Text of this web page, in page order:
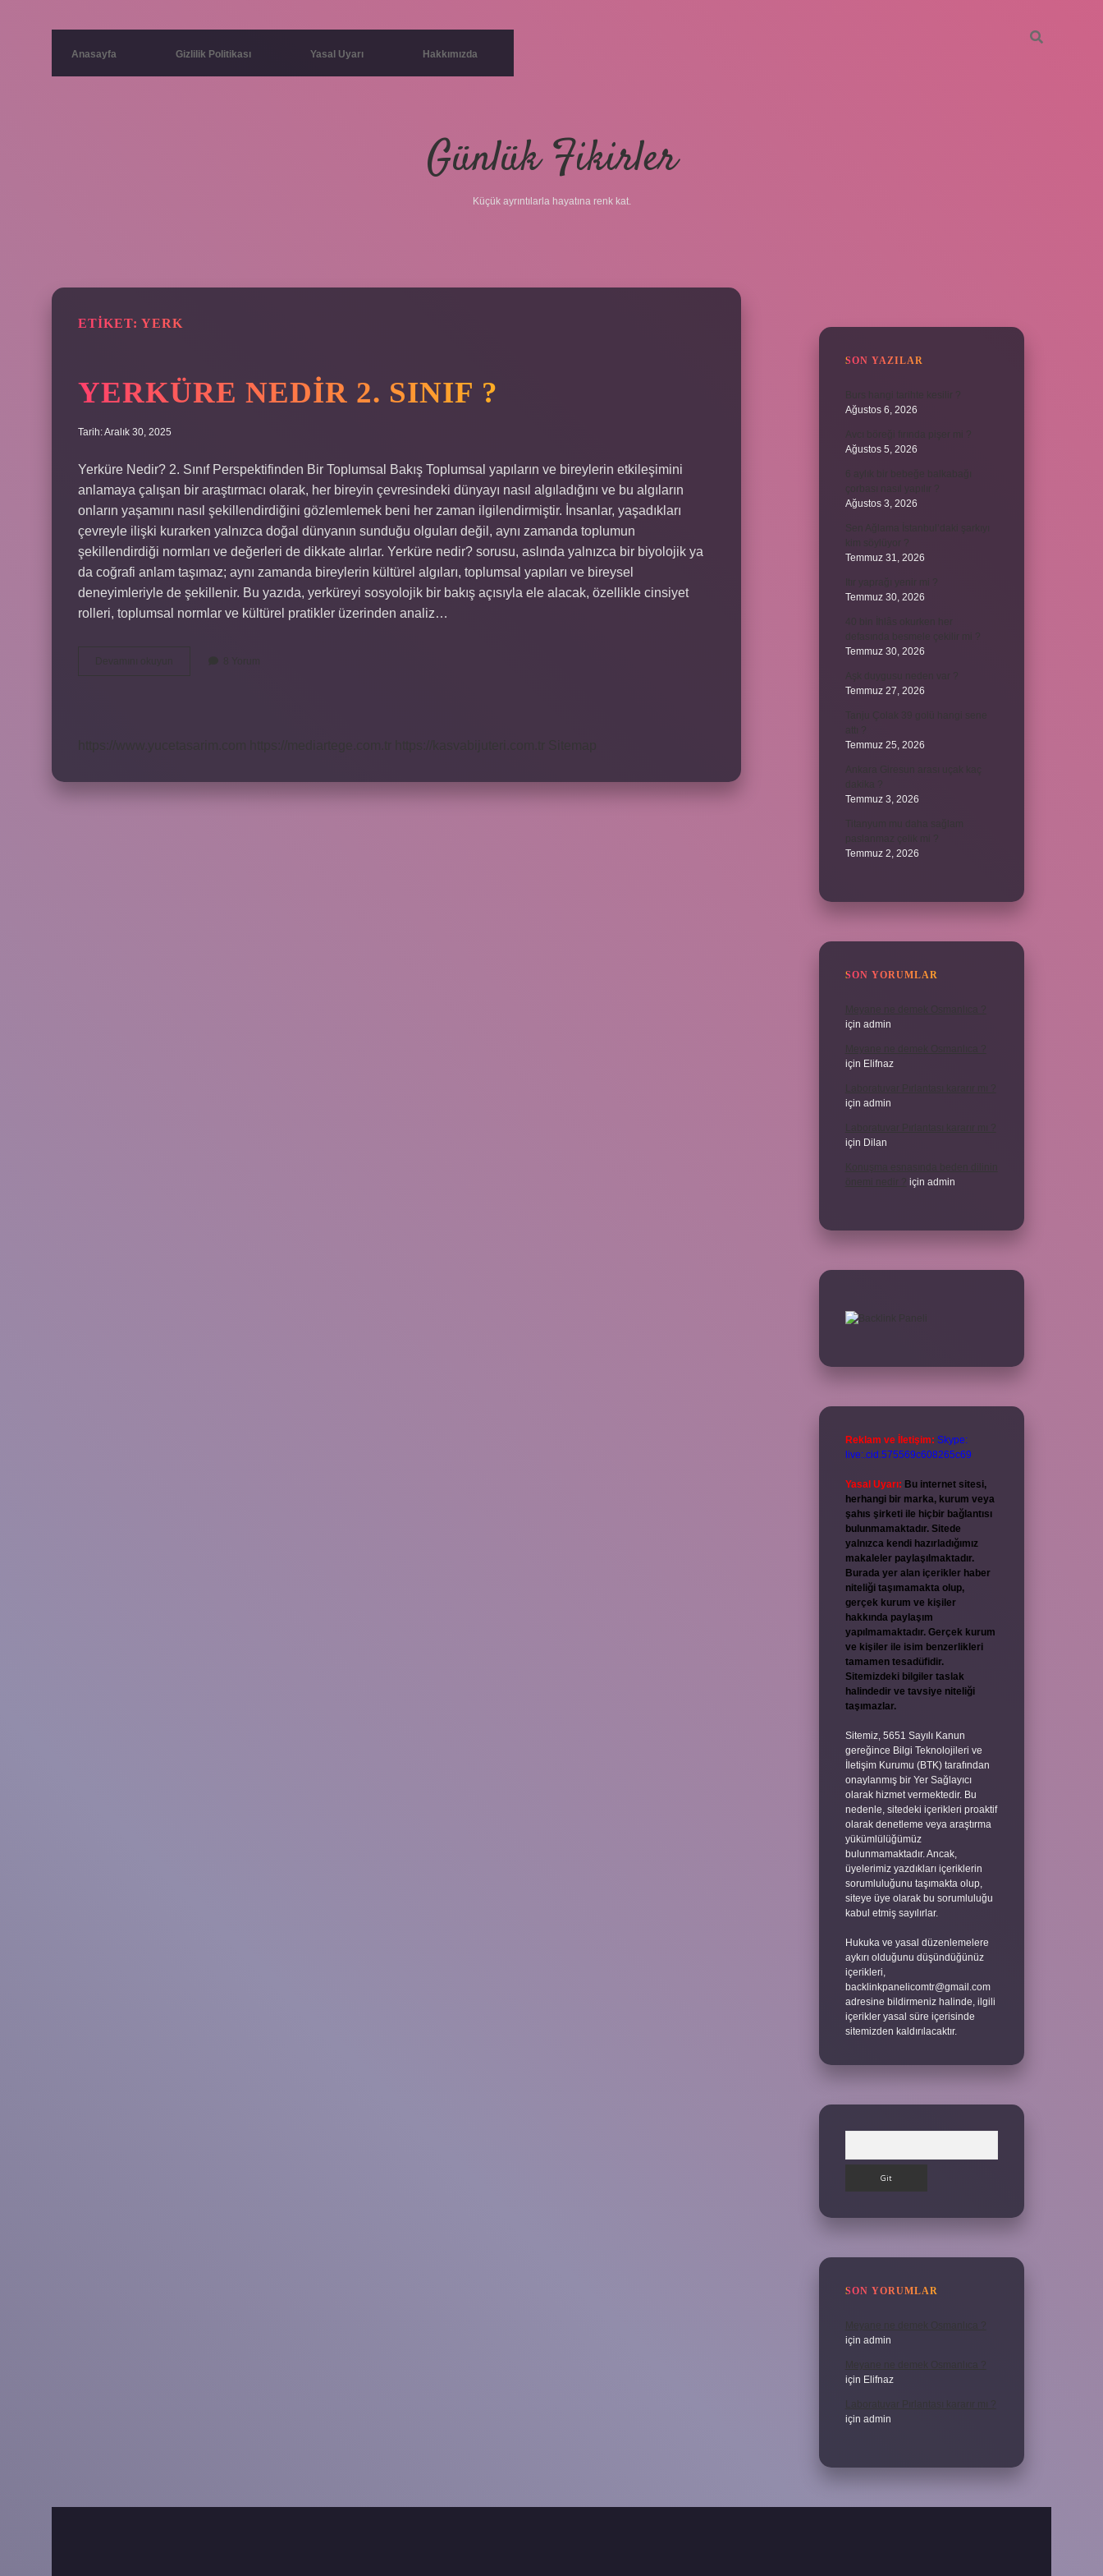
Anasayfa Gizlilik Politikası Yasal Uyarı Hakkımızda
Günlük Fikirler
Küçük ayrıntılarla hayatına renk kat.
ETIKET: YERK
YERKÜRE NEDIR 2. SINIF ?
Tarih: Aralık 30, 2025
Yerküre Nedir? 2. Sınıf Perspektifinden Bir Toplumsal Bakış Toplumsal yapıların ve bireylerin etkileşimini
anlamaya çalışan bir araştırmacı olarak, her bireyin çevresindeki dünyayı nasıl algıladığını ve bu algıların
onların yaşamını nasıl şekillendirdiğini gözlemlemek beni her zaman ilgilendirmiştir. İnsanlar, yaşadıkları
çevreyle ilişki kurarken yalnızca doğal dünyanın sunduğu olguları değil, aynı zamanda toplumun
şekillendirdiği normları ve değerleri de dikkate alırlar. Yerküre nedir? sorusu, aslında yalnızca bir biyolojik ya
da coğrafi anlam taşımaz; aynı zamanda bireylerin kültürel algıları, toplumsal yapıları ve bireysel
deneyimleriyle de şekillenir. Bu yazıda, yerküreyi sosyolojik bir bakış açısıyla ele alacak, özellikle cinsiyet
rolleri, toplumsal normlar ve kültürel pratikler üzerinden analiz…
SON YAZILAR
Ağustos 6, 2026
Ağustos 5, 2026
Ağustos 3, 2026
Temmuz 31, 2026
Temmuz 30, 2026
Temmuz 30, 2026
Temmuz 27, 2026
Temmuz 25, 2026
Temmuz 3, 2026
Temmuz 2, 2026
SON YORUMLAR
için admin
için Elifnaz
için admin
için Dilan
için admin
Reklam ve İletişim: Skype:
live:.cid.575569c608265c69
Yasal Uyarı: Bu internet sitesi,
herhangi bir marka, kurum veya
şahıs şirketi ile hiçbir bağlantısı
bulunmamaktadır. Sitede
yalnızca kendi hazırladığımız
makaleler paylaşılmaktadır.
Burada yer alan içerikler haber
niteliği taşımamakta olup,
gerçek kurum ve kişiler
hakkında paylaşım
yapılmamaktadır. Gerçek kurum
ve kişiler ile isim benzerlikleri
tamamen tesadüfidir.
Sitemizdeki bilgiler taslak
halindedir ve tavsiye niteliği
taşımazlar.
Sitemiz, 5651 Sayılı Kanun
gereğince Bilgi Teknolojileri ve
İletişim Kurumu (BTK) tarafından
onaylanmış bir Yer Sağlayıcı
olarak hizmet vermektedir. Bu
nedenle, sitedeki içerikleri proaktif
olarak denetleme veya araştırma
yükümlülüğümüz
bulunmamaktadır. Ancak,
üyelerimiz yazdıkları içeriklerin
sorumluluğunu taşımakta olup,
siteye üye olarak bu sorumluluğu
kabul etmiş sayılırlar.
Hukuka ve yasal düzenlemelere
aykırı olduğunu düşündüğünüz
içerikleri,
backlinkpanelicomtr@gmail.com
adresine bildirmeniz halinde, ilgili
içerikler yasal süre içerisinde
sitemizden kaldırılacaktır.
SON YORUMLAR
Meyane ne demek Osmanlıca ?
için admin
Meyane ne demek Osmanlıca ?
için Elifnaz
Laboratuvar Pırlantası kararır mı ?
için admin